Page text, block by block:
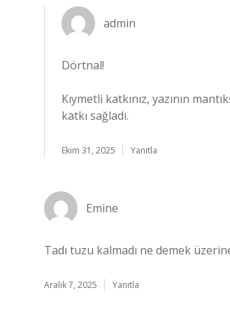
admin
Dörtnal!
Kıymetli katkınız, yazının
katkı sağladı.
Ekim 31, 2025 Yanıtla
Emine
Tadı tuzu kalmadı ne demek
Aralık 7, 2025 Yanıtla